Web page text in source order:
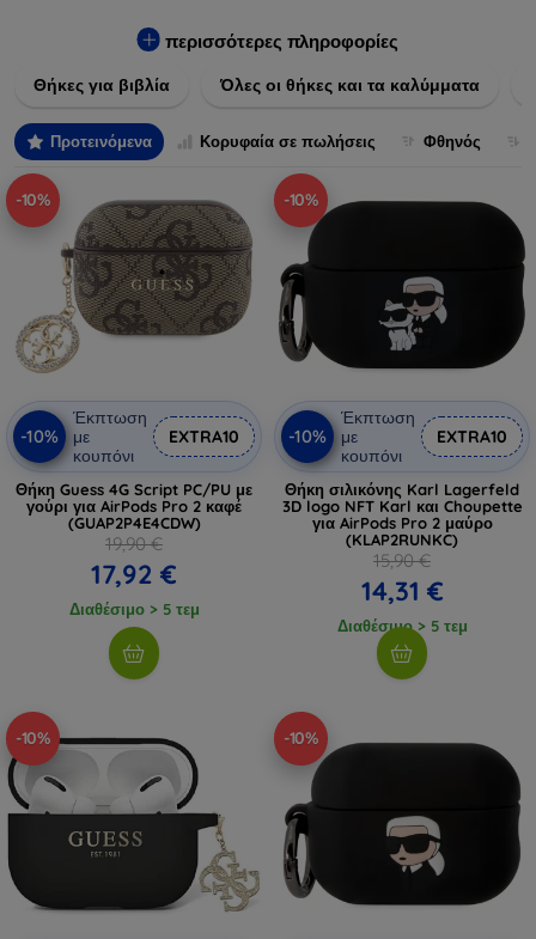
πτώσεις και άλλες φθορές, ενώ παράλληλα δίνετε ένα
και τη διάρκεια ζωής των συσκευών σας με τις κορυφαίες
περισσότερες πληροφορίες
Θήκες για βιβλία Όλες οι θήκες και τα καλύμματα
Προτεινόμενα Κορυφαία σε πωλήσεις Φθηνός
-10%
-10%
Έκπτωση
με
κουπόνι
EXTRA10
Θήκη Guess 4G Script PC/PU με
γούρι για AirPods Pro 2 καφέ
(GUAP2P4E4CDW)
19,90 €
17,92 €
Διαθέσιμο > 5 τεμ
-10%
-10%
Έκπτωση
με
κουπόνι
EXTRA10
Θήκη σιλικόνης Karl Lagerfeld
3D logo NFT Karl και Choupette
για AirPods Pro 2 μαύρο
(KLAP2RUNKC)
15,90 €
14,31 €
Διαθέσιμο > 5 τεμ
-10% -10%